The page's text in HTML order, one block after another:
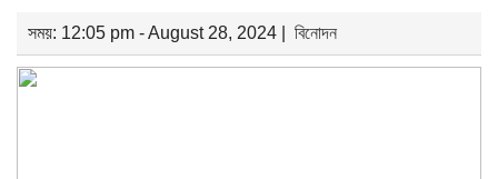
সময়: 12:05 pm - August 28, 2024 | বিনোদন